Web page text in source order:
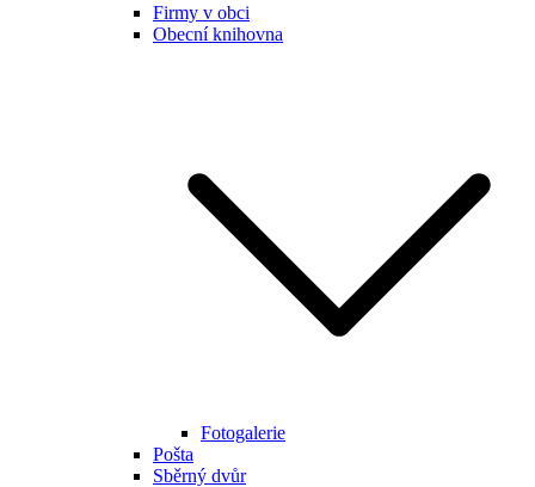
Firmy v obci
Obecní knihovna
Fotogalerie
Pošta
Sběrný dvůr